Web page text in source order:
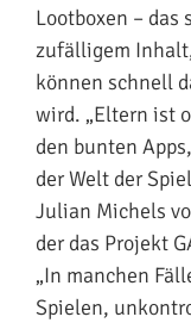
Lootboxen –
zufälligem
können schnell
wird. „Eltern ist
den bunten
der Welt der
Julian Michels
der das Projekt
„In manchen
Spielen,